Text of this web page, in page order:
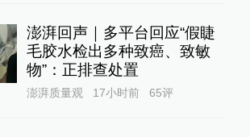
澎湃回声｜多平台回应“假睫
毛胶水检出多种致癌、致敏
物”：正排查处置
澎湃质量观 17小时前 65评